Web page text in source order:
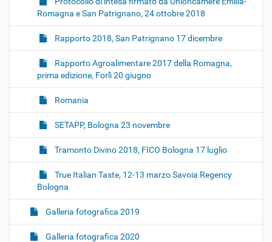
Romagna e San Patrignano, 24 ottobre 2018
Rapporto 2018, San Patrignano 17 dicembre
Rapporto Agroalimentare 2017 della Romagna,
prima edizione, Forlì 20 giugno
Romania
SETAPP, Bologna 23 novembre
Tramonto Divino 2018, FICO Bologna 17 luglio
True Italian Taste, 12-13 marzo Savoia Regency
Bologna
Galleria fotografica 2019
Galleria fotografica 2020